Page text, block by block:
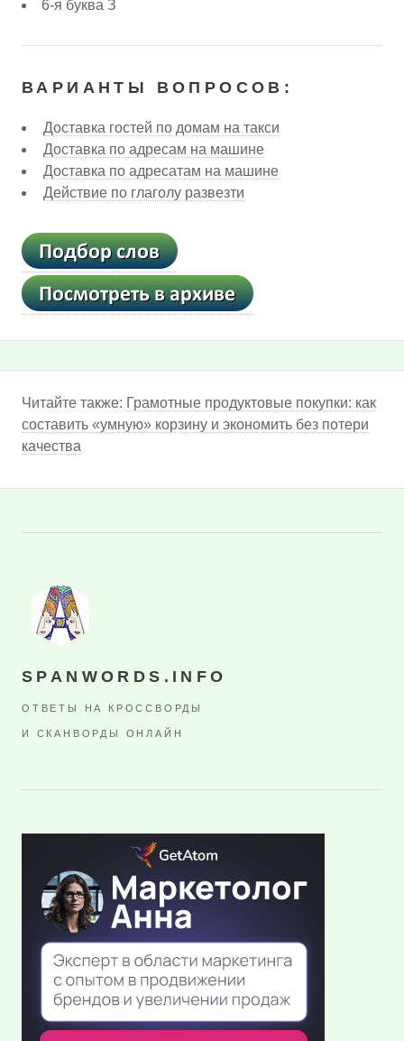
6-я буква З
ВАРИАНТЫ ВОПРОСОВ:
Доставка гостей по домам на такси
Доставка по адресам на машине
Доставка по адресатам на машине
Действие по глаголу развезти
Читайте также: Грамотные продуктовые покупки: как
составить «умную» корзину и экономить без потери
качества
SPANWORDS.INFO
ОТВЕТЫ НА КРОССВОРДЫ
И СКАНВОРДЫ ОНЛАЙН